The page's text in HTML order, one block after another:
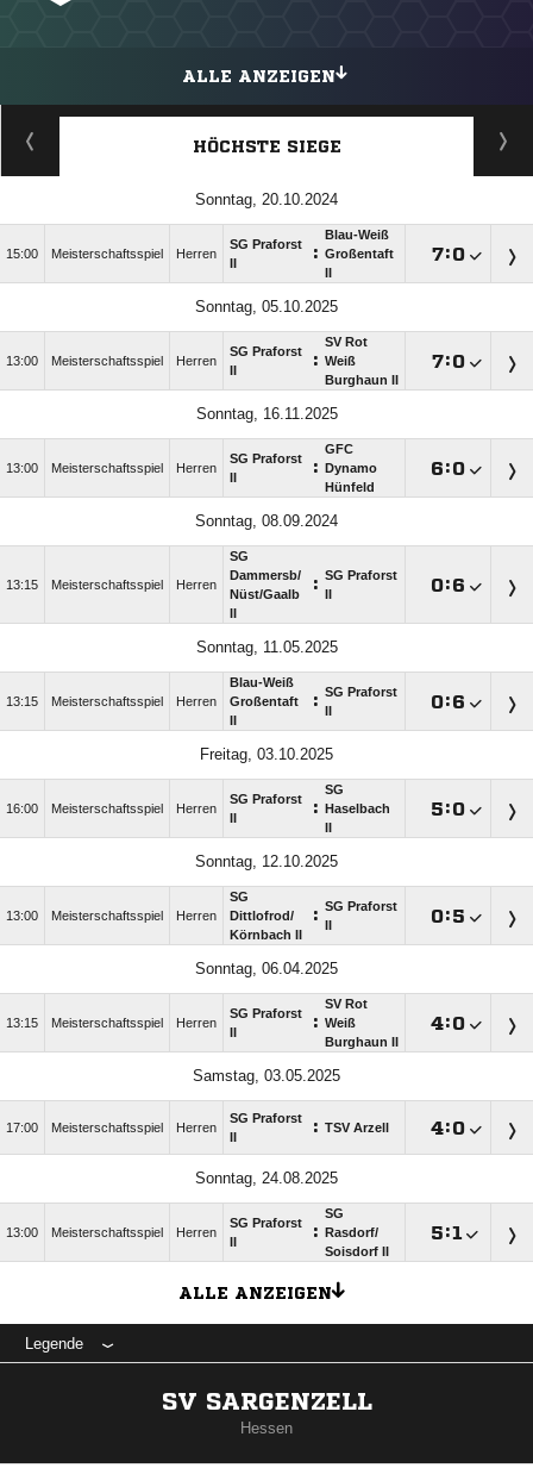
ALLE ANZEIGEN
HÖCHSTE SIEGE
Sonntag, 20.10.2024
15:00 Meisterschaftsspiel Herren
SG Praforst
:
Blau-Weiß
Großentaft
:
Sonntag, 05.10.2025
13:00 Meisterschaftsspiel Herren
SG Praforst
:
SV Rot
Weiß
Burghaun II
:
Sonntag, 16.11.2025
13:00 Meisterschaftsspiel Herren
SG Praforst
:
GFC
Dynamo
Hünfeld
:
Sonntag, 08.09.2024
13:15 Meisterschaftsspiel Herren
SG
Dammersb/​
Nüst/​Gaalb
: SG Praforst
:
Sonntag, 11.05.2025
13:15 Meisterschaftsspiel Herren
Blau-Weiß
Großentaft
: SG Praforst
:
Freitag, 03.10.2025
16:00 Meisterschaftsspiel Herren
SG Praforst
:
SG
Haselbach
:
Sonntag, 12.10.2025
13:00 Meisterschaftsspiel Herren
SG
Dittlofrod/​
Körnbach II
: SG Praforst
:
Sonntag, 06.04.2025
13:15 Meisterschaftsspiel Herren
SG Praforst
:
SV Rot
Weiß
Burghaun II
:
Samstag, 03.05.2025
17:00 Meisterschaftsspiel Herren
SG Praforst
: TSV Arzell :
Sonntag, 24.08.2025
13:00 Meisterschaftsspiel Herren
SG Praforst
:
SG
Rasdorf/​
Soisdorf II
:
ALLE ANZEIGEN
Legende
SV SARGENZELL
Hessen